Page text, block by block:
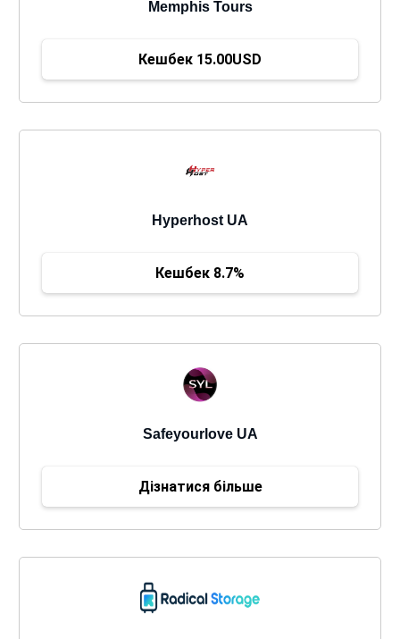
Memphis Tours
Кешбек 15.00USD
Hyperhost UA
Кешбек 8.7%
Safeyourlove UA
Дізнатися більше